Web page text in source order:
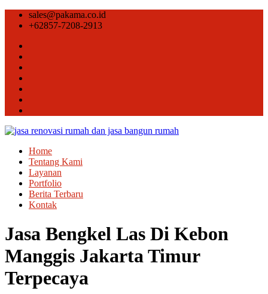
sales@pakama.co.id
+62857-7208-2913
Home
Tentang Kami
Layanan
Portfolio
Berita Terbaru
Kontak
Jasa Bengkel Las Di Kebon
Manggis Jakarta Timur
Terpecaya